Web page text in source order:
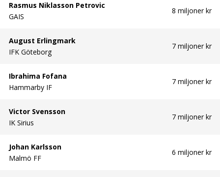
Rasmus Niklasson Petrovic
GAIS
8 miljoner kr
August Erlingmark
IFK Göteborg
7 miljoner kr
Ibrahima Fofana
Hammarby IF
7 miljoner kr
Victor Svensson
IK Sirius
7 miljoner kr
Johan Karlsson
Malmö FF
6 miljoner kr